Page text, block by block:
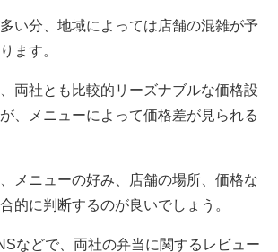
い分、地域によっては店舗の混雑が予
ます。
両社とも比較的リーズナブルな価格設
、メニューによって価格差が見られる
メニューの好み、店舗の場所、価格な
的に判断するのが良いでしょう。
などで、両社の弁当に関するレビュー